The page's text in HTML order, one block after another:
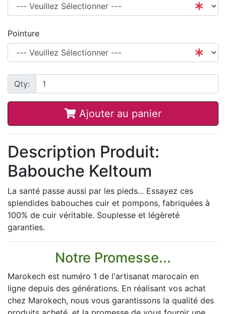
Pointure
Qty:
Ajouter au panier
Description Produit:
Babouche Keltoum
La santé passe aussi par les pieds... Essayez ces
splendides babouches cuir et pompons, fabriquées à
100% de cuir véritable. Souplesse et légèreté
garanties.
Notre Promesse...
Marokech est numéro 1 de l'artisanat marocain en
ligne depuis des générations. En réalisant vos achat
chez Marokech, nous vous garantissons la qualité des